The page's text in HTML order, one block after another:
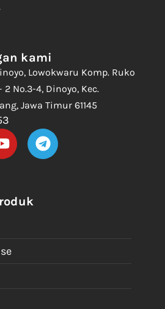
kami
Lowokwaru Komp. Ruko
No.3-4, Dinoyo, Kec.
Jawa Timur 61145